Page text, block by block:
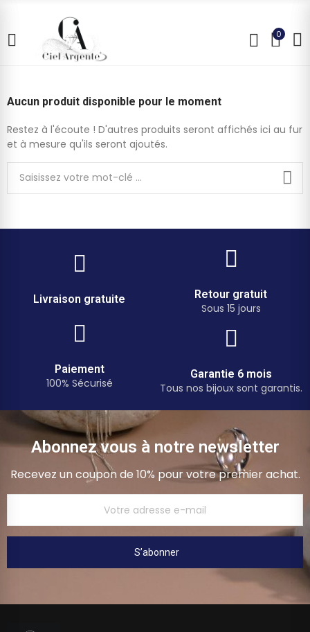
0
Aucun produit disponible pour le moment
Restez à l'écoute ! D'autres produits seront affichés ici au fur
et à mesure qu'ils seront ajoutés.
Livraison gratuite
Paiement
100% Sécurisé
Retour gratuit
Sous 15 jours
Garantie 6 mois
Tous nos bijoux sont garantis.
Abonnez vous à notre newsletter
Recevez un coupon de 10% pour votre premier achat.
S’abonner